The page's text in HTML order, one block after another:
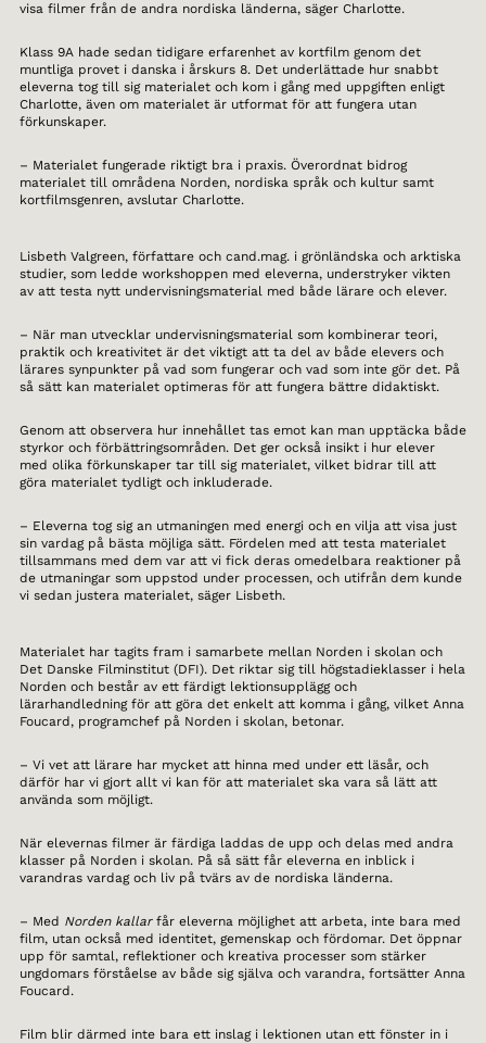
visa filmer från de andra nordiska länderna, säger Charlotte.
Klass 9A hade sedan tidigare erfarenhet av kortfilm genom det
muntliga provet i danska i årskurs 8. Det underlättade hur snabbt
eleverna tog till sig materialet och kom i gång med uppgiften enligt
Charlotte, även om materialet är utformat för att fungera utan
förkunskaper.
– Materialet fungerade riktigt bra i praxis. Överordnat bidrog
materialet till områdena Norden, nordiska språk och kultur samt
kortfilmsgenren, avslutar Charlotte.
Lisbeth Valgreen, författare och cand.mag. i grönländska och arktiska
studier, som ledde workshoppen med eleverna, understryker vikten
av att testa nytt undervisningsmaterial med både lärare och elever.
– När man utvecklar undervisningsmaterial som kombinerar teori,
praktik och kreativitet är det viktigt att ta del av både elevers och
lärares synpunkter på vad som fungerar och vad som inte gör det. På
så sätt kan materialet optimeras för att fungera bättre didaktiskt.
Genom att observera hur innehållet tas emot kan man upptäcka både
styrkor och förbättringsområden. Det ger också insikt i hur elever
med olika förkunskaper tar till sig materialet, vilket bidrar till att
göra materialet tydligt och inkluderade.
– Eleverna tog sig an utmaningen med energi och en vilja att visa just
sin vardag på bästa möjliga sätt. Fördelen med att testa materialet
tillsammans med dem var att vi fick deras omedelbara reaktioner på
de utmaningar som uppstod under processen, och utifrån dem kunde
vi sedan justera materialet, säger Lisbeth.
Materialet har tagits fram i samarbete mellan Norden i skolan och
Det Danske Filminstitut (DFI). Det riktar sig till högstadieklasser i hela
Norden och består av ett färdigt lektionsupplägg och
lärarhandledning för att göra det enkelt att komma i gång, vilket Anna
Foucard, programchef på Norden i skolan, betonar.
– Vi vet att lärare har mycket att hinna med under ett läsår, och
därför har vi gjort allt vi kan för att materialet ska vara så lätt att
använda som möjligt.
När elevernas filmer är färdiga laddas de upp och delas med andra
klasser på Norden i skolan. På så sätt får eleverna en inblick i
varandras vardag och liv på tvärs av de nordiska länderna.
– Med Norden kallarfår eleverna möjlighet att arbeta, inte bara med
film, utan också med identitet, gemenskap och fördomar. Det öppnar
upp för samtal, reflektioner och kreativa processer som stärker
ungdomars förståelse av både sig själva och varandra, fortsätter Anna
Foucard.
Film blir därmed inte bara ett inslag i lektionen utan ett fönster in i